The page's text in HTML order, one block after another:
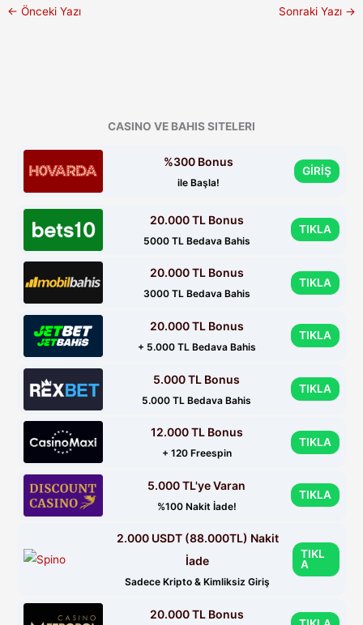
← Önceki Yazı Sonraki Yazı →
CASINO VE BAHIS SITELERI
%300 Bonus
ile Başla!
GİRİŞ
20.000 TL Bonus
5000 TL Bedava Bahis
TIKLA
20.000 TL Bonus
3000 TL Bedava Bahis
TIKLA
20.000 TL Bonus
+ 5.000 TL Bedava Bahis
TIKLA
5.000 TL Bonus
5.000 TL Bedava Bahis
TIKLA
12.000 TL Bonus
+ 120 Freespin
TIKLA
5.000 TL'ye Varan
%100 Nakit İade!
TIKLA
2.000 USDT (88.000TL) Nakit
İade
Sadece Kripto & Kimliksiz Giriş
TIKL
A
20.000 TL Bonus